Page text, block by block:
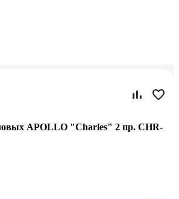
APOLLO "Charles" 2 пр. CHR-